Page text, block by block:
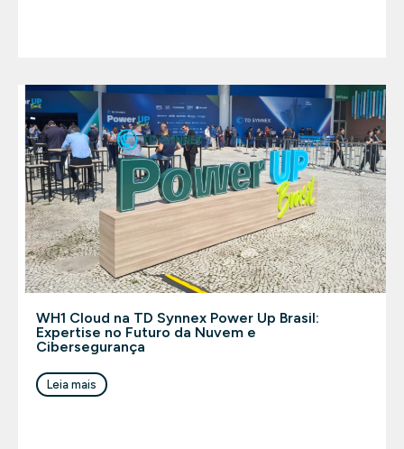
WH1 Cloud na TD Synnex Power Up Brasil:
Expertise no Futuro da Nuvem e
Cibersegurança
Leia mais